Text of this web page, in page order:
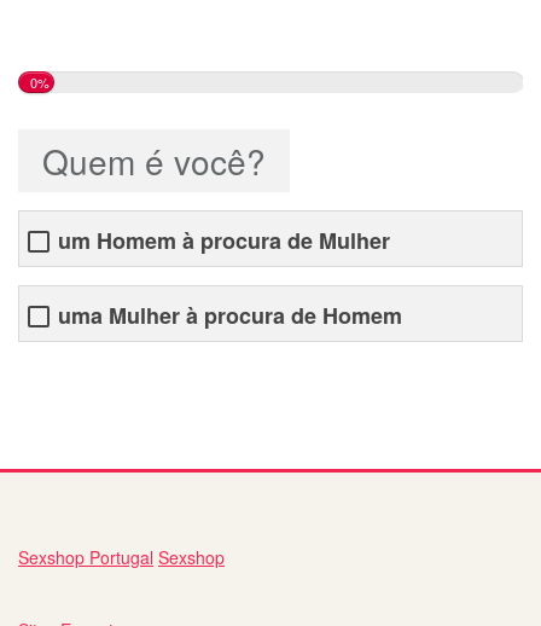
0%
Quem é você?
um Homem à procura de Mulher
uma Mulher à procura de Homem
Sexshop Portugal Sexshop